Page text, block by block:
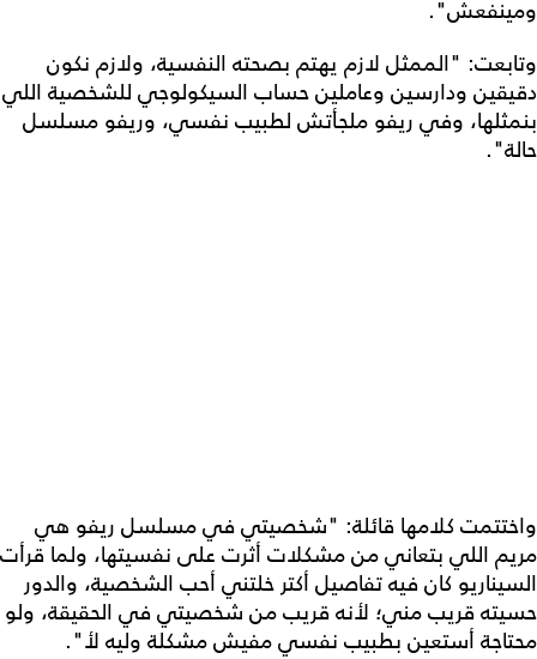
ومينفعش".
وتابعت: "الممثل لازم يهتم بصحته النفسية، ولازم نكون
دقيقين ودارسين وعاملين حساب السيكولوجي للشخصية اللي
بنمثلها، وفي ريفو ملجأتش لطبيب نفسي، وريفو مسلسل
حالة".
واختتمت كلامها قائلة: "شخصيتي في مسلسل ريفو هي
مريم اللي بتعاني من مشكلات أثرت على نفسيتها، ولما قرأت
السيناريو كان فيه تفاصيل أكتر خلتني أحب الشخصية، والدور
حسيته قريب مني؛ لأنه قريب من شخصيتي في الحقيقة، ولو
محتاجة أستعين بطبيب نفسي مفيش مشكلة وليه لأ".